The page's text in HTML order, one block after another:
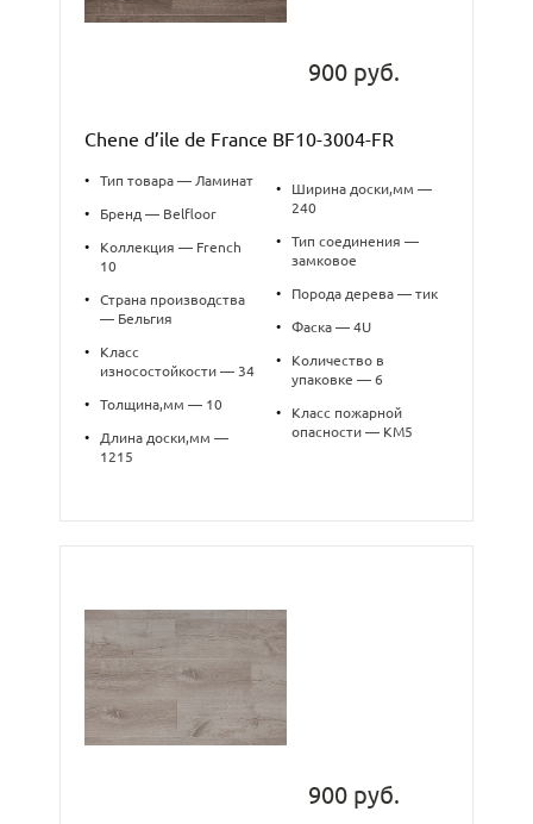
900 руб.
Chene d’ile de France BF10-3004-FR
• Тип товара — Ламинат
• Бренд — Belfloor
•
Коллекция — French
10
•
Страна производства
— Бельгия
•
Класс
износостойкости — 34
• Толщина,мм — 10
•
Длина доски,мм —
1215
•
Ширина доски,мм —
240
•
Тип соединения —
замковое
• Порода дерева — тик
• Фаска — 4U
•
Количество в
упаковке — 6
•
Класс пожарной
опасности — КМ5
900 руб.